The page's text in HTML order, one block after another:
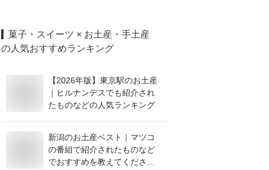
菓子・スイーツ × お土産・手土産
の人気おすすめランキング
【2026年版】東京駅のお土産
｜ヒルナンデスでも紹介され
たものなどの人気ランキング
新潟のお土産ベスト｜マツコ
の番組で紹介されたものなど
でおすすめを教えてくださ